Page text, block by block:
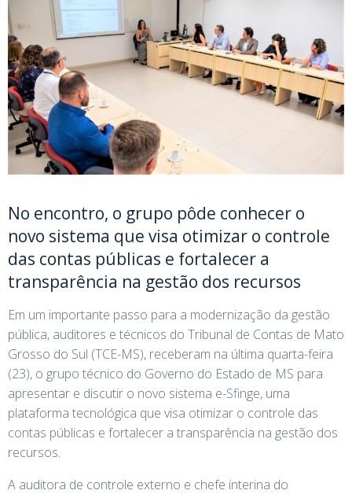
No encontro, o grupo pôde conhecer o
novo sistema que visa otimizar o controle
das contas públicas e fortalecer a
transparência na gestão dos recursos
Em um importante passo para a modernização da gestão
pública, auditores e técnicos do Tribunal de Contas de Mato
Grosso do Sul (TCE-MS), receberam na última quarta-feira
(23), o grupo técnico do Governo do Estado de MS para
apresentar e discutir o novo sistema e-Sfinge, uma
plataforma tecnológica que visa otimizar o controle das
contas públicas e fortalecer a transparência na gestão dos
recursos.
A auditora de controle externo e chefe interina do